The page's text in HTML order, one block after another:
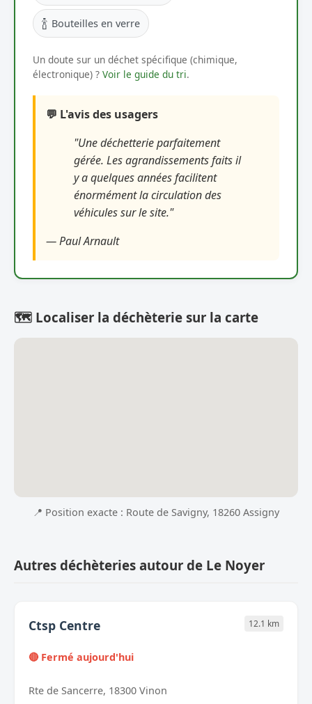
🍾 Bouteilles en verre
Un doute sur un déchet spécifique (chimique,
électronique) ? Voir le guide du tri.
💬 L'avis des usagers
"Une déchetterie parfaitement
gérée. Les agrandissements faits il
y a quelques années facilitent
énormément la circulation des
véhicules sur le site."
— Paul Arnault
🗺️ Localiser la déchèterie sur la carte
📍 Position exacte : Route de Savigny, 18260 Assigny
Autres déchèteries autour de Le Noyer
Ctsp Centre 12.1 km
🔴 Fermé aujourd'hui
Rte de Sancerre, 18300 Vinon